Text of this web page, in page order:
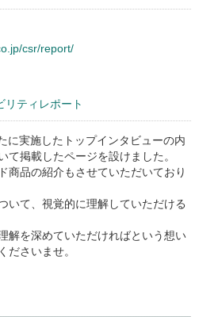
csr/report/
リティレポート
に実施したトップインタビューの内
掲載したページを設けました。
商品の紹介もさせていただいており
いて、視覚的に理解していただける
解を深めていただければという想い
ださいませ。